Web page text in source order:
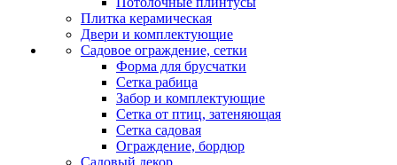
Плитка керамическая
Двери и комплектующие
Садовое ограждение, сетки
Форма для брусчатки
Сетка рабица
Забор и комплектующие
Сетка от птиц, затеняющая
Сетка садовая
Ограждение, бордюр
Садовый декор